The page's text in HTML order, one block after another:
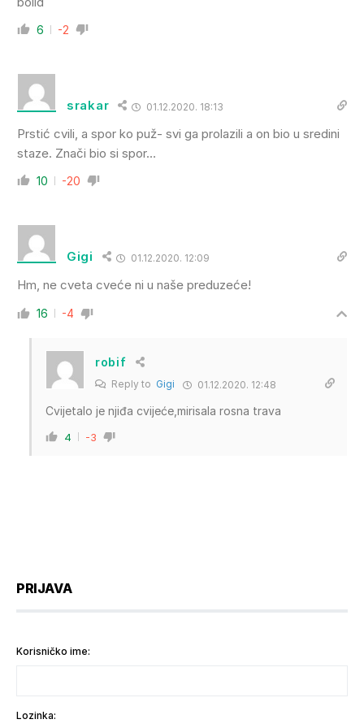
6 -2
srakar 01.12.2020. 18:13
Prstić cvili, a spor ko puž- svi ga prolazili a on bio u sredini
staze. Znači bio si spor…
10 -20
Gigi 01.12.2020. 12:09
Hm, ne cveta cveće ni u naše preduzeće!
16 -4
robif
Reply to Gigi 01.12.2020. 12:48
Cvijetalo je njiđa cvijeće,mirisala rosna trava
4 -3
PRIJAVA
Korisničko ime:
Lozinka: